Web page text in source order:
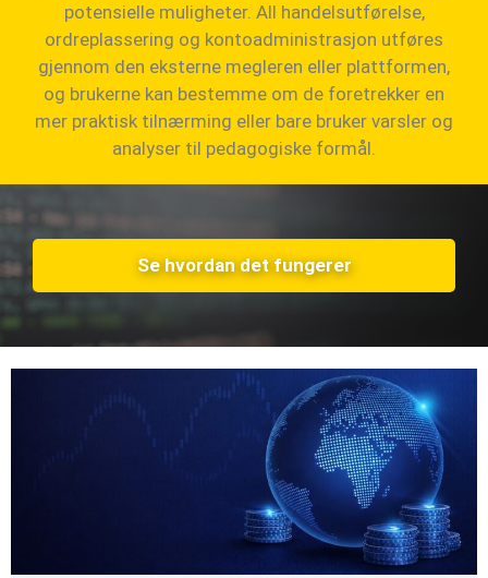
potensielle muligheter. All handelsutførelse,
ordreplassering og kontoadministrasjon utføres
gjennom den eksterne megleren eller plattformen,
og brukerne kan bestemme om de foretrekker en
mer praktisk tilnærming eller bare bruker varsler og
analyser til pedagogiske formål.
Se hvordan det fungerer